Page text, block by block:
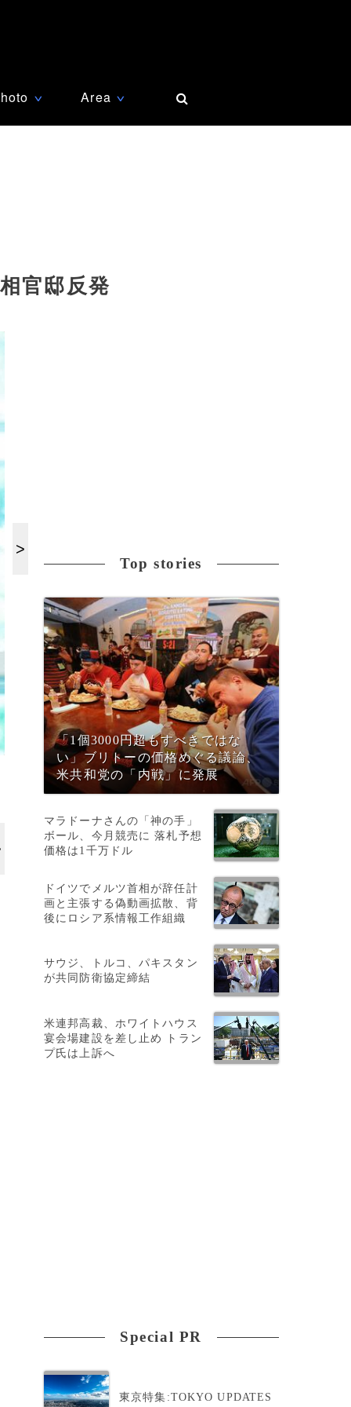
∨ Area ∨
官邸反発
Top stories
「1個3000円超もすべきではな
い」ブリトーの価格めぐる議論、
米共和党の「内戦」に発展
マラドーナさんの「神の手」
ボール、今月競売に 落札予想
価格は1千万ドル
ドイツでメルツ首相が辞任計
画と主張する偽動画拡散、背
後にロシア系情報工作組織
サウジ、トルコ、パキスタン
が共同防衛協定締結
米連邦高裁、ホワイトハウス
宴会場建設を差し止め トラン
プ氏は上訴へ
Special PR
東京特集:TOKYO UPDATES